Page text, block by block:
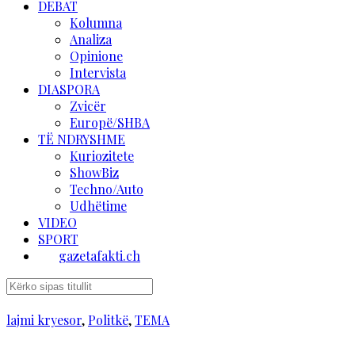
DEBAT
Kolumna
Analiza
Opinione
Intervista
DIASPORA
Zvicër
Europë/SHBA
TË NDRYSHME
Kuriozitete
ShowBiz
Techno/Auto
Udhëtime
VIDEO
SPORT
gazetafakti.ch
lajmi kryesor, Politkë,TEMA